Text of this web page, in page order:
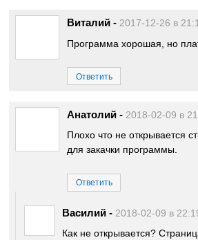
Виталий - 2017-12-26 в
Программа хорошая, но
Ответить
Анатолий - 2018-02-09 в
Плохо что не открывается
для закачки программы.
Ответить
Василий - 2018-02-09 в
Как не открывается?